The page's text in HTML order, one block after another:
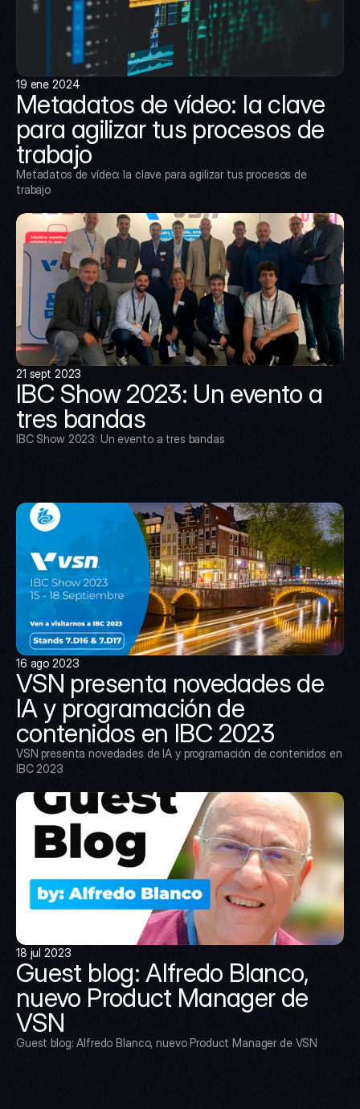
19 ene 2024
Metadatos de vídeo: la clave
para agilizar tus procesos de
trabajo
Metadatos de vídeo: la clave para agilizar tus procesos de
trabajo
21 sept 2023
IBC Show 2023: Un evento a
tres bandas
IBC Show 2023: Un evento a tres bandas
16 ago 2023
VSN presenta novedades de
IA y programación de
contenidos en IBC 2023
VSN presenta novedades de IA y programación de contenidos en
IBC 2023
18 jul 2023
Guest blog: Alfredo Blanco,
nuevo Product Manager de
VSN
Guest blog: Alfredo Blanco, nuevo Product Manager de VSN